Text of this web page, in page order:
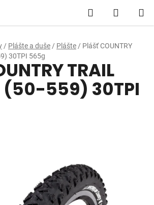
Hľadať
KOŠÍK
/ Plášte a duše / Plášte / Plášť COUNTRY
30TPI 565g
TRAIL
(50-559) 30TPI